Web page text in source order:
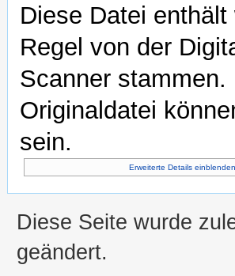
Diese Datei
Regel von der
Scanner
Originaldatei
sein.
Erweiterte Details einblenden
Diese Seite wurde
geändert.